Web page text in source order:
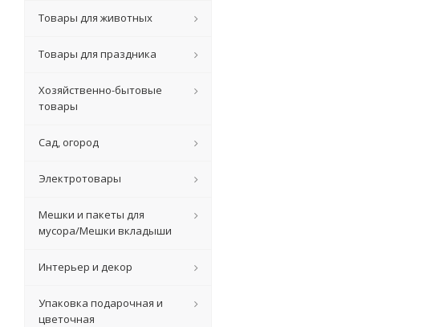
Товары для животных
Товары для праздника
Хозяйственно-бытовые
товары
Сад, огород
Электротовары
Мешки и пакеты для
мусора/Мешки вкладыши
Интерьер и декор
Упаковка подарочная и
цветочная